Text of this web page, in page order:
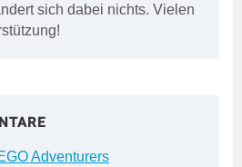
sich dabei nichts. Vielen
Adventurers